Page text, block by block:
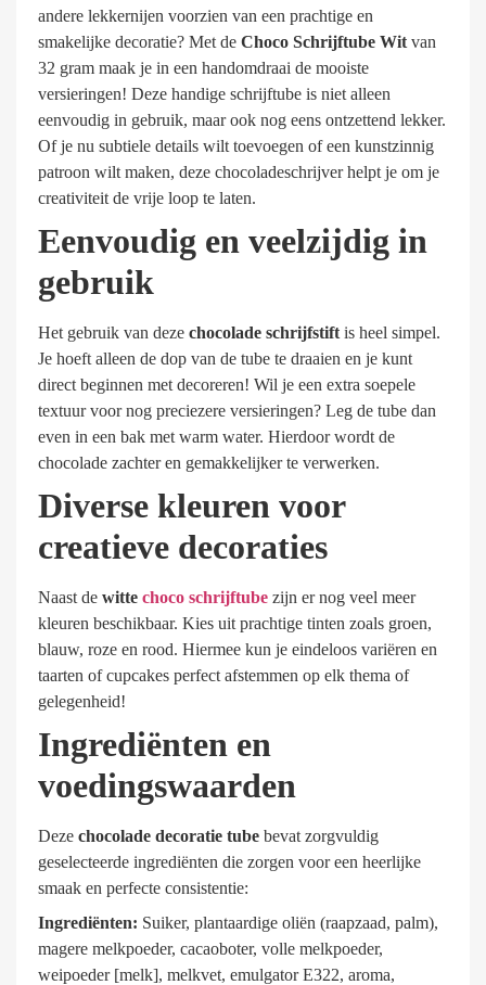
andere lekkernijen voorzien van een prachtige en
smakelijke decoratie? Met de Choco Schrijftube Wit van
32 gram maak je in een handomdraai de mooiste
versieringen! Deze handige schrijftube is niet alleen
eenvoudig in gebruik, maar ook nog eens ontzettend lekker.
Of je nu subtiele details wilt toevoegen of een kunstzinnig
patroon wilt maken, deze chocoladeschrijver helpt je om je
creativiteit de vrije loop te laten.
Eenvoudig en veelzijdig in
gebruik
Het gebruik van deze chocolade schrijfstift is heel simpel.
Je hoeft alleen de dop van de tube te draaien en je kunt
direct beginnen met decoreren! Wil je een extra soepele
textuur voor nog preciezere versieringen? Leg de tube dan
even in een bak met warm water. Hierdoor wordt de
chocolade zachter en gemakkelijker te verwerken.
Diverse kleuren voor
creatieve decoraties
Naast de witte choco schrijftube zijn er nog veel meer
kleuren beschikbaar. Kies uit prachtige tinten zoals groen,
blauw, roze en rood. Hiermee kun je eindeloos variëren en
taarten of cupcakes perfect afstemmen op elk thema of
gelegenheid!
Ingrediënten en
voedingswaarden
Deze chocolade decoratie tube bevat zorgvuldig
geselecteerde ingrediënten die zorgen voor een heerlijke
smaak en perfecte consistentie:
Ingrediënten: Suiker, plantaardige oliën (raapzaad, palm),
magere melkpoeder, cacaoboter, volle melkpoeder,
weipoeder [melk], melkvet, emulgator E322, aroma,